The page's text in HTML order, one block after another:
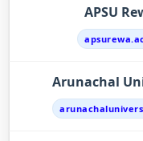
APSU
Arunachal